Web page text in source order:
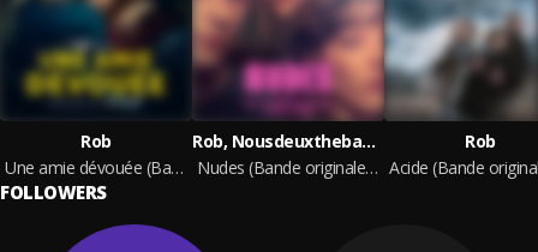
Rob
Une amie dévouée (Bande originale de la série)
Rob, Nousdeuxtheband, Paul Sabin
Nudes (Bande originale de la série)
Rob
FOLLOWERS